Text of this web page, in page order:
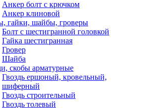
Анкер болт с крючком
Анкер клиновой
гайки, шайбы, гроверы
Болт c шестигранной головкой
Гайка шестигранная
Гровер
Шайба
скобы арматурные
Гвоздь ершоный, кровельный,
шиферный
Гвоздь строительный
Гвоздь толевый